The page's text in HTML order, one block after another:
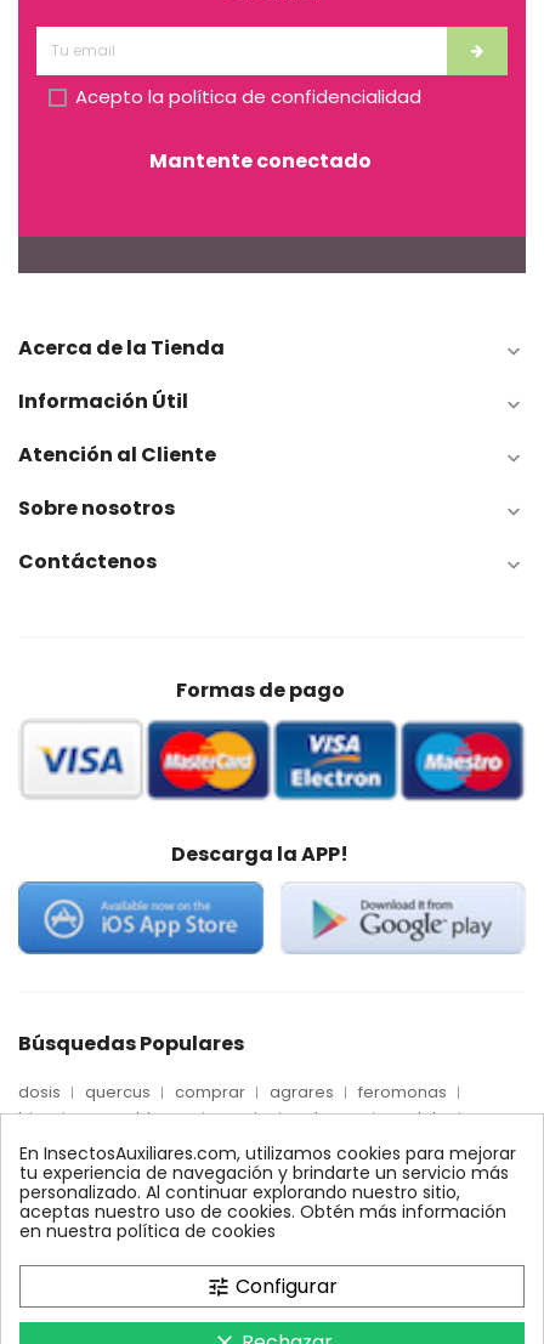
Acepto la política de confidencialidad
Mantente conectado
Acerca de la Tienda 
Información Útil 
Atención al Cliente 
Sobre nosotros 
Contáctenos 
Formas de pago
Descarga la APP!
Búsquedas Populares
dosis quercus comprar agrares
feromonas
trips
mosca blanca precio palmera
quelato
Econex
control amblyseius araña roja
max
nido encinas alcornoques
conector
xilemax
foresta monitoreo ynject
fertinyect
bioline
robles conectores
ecologico
control biologico
En InsectosAuxiliares.com, utilizamos cookies para mejorar
tu experiencia de navegación y brindarte un servicio más
personalizado. Al continuar explorando nuestro sitio,
aceptas nuestro uso de cookies. Obtén más información
en nuestra política de cookies
tune Configurar